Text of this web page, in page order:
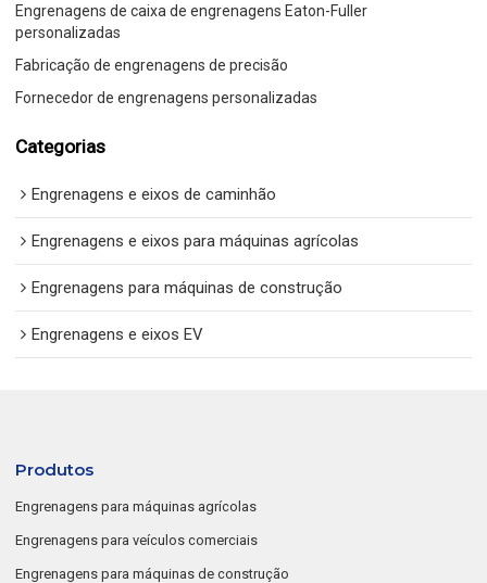
Engrenagens de caixa de engrenagens Eaton-Fuller
personalizadas
Fabricação de engrenagens de precisão
Fornecedor de engrenagens personalizadas
Categorias
Engrenagens e eixos de caminhão
Engrenagens e eixos para máquinas agrícolas
Engrenagens para máquinas de construção
Engrenagens e eixos EV
Produtos
Engrenagens para máquinas agrícolas
Engrenagens para veículos comerciais
Engrenagens para máquinas de construção